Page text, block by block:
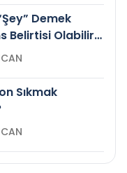
Demek
Belirtisi Olabilir
Sıkmak